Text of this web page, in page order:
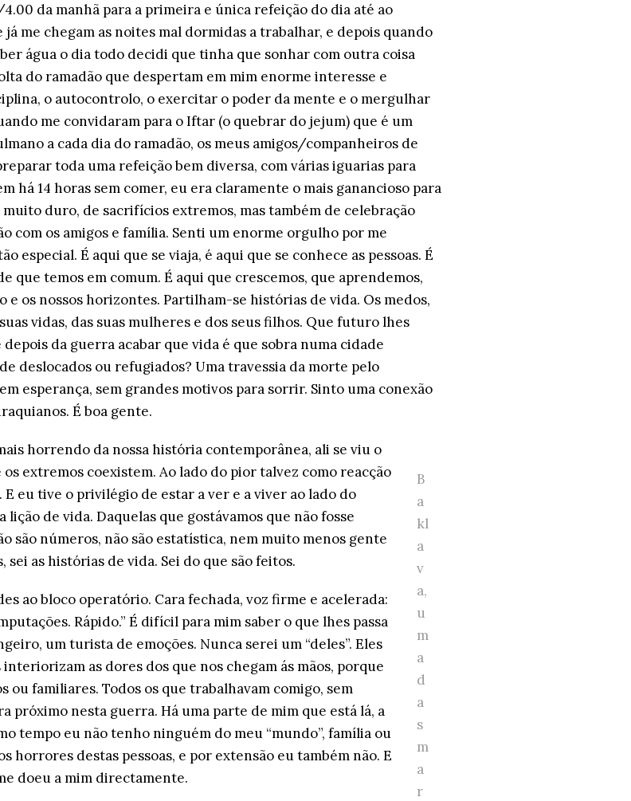
da manhã para a primeira e única refeição do dia até ao
me chegam as noites mal dormidas a trabalhar, e depois quando
água o dia todo decidi que tinha que sonhar com outra coisa
do ramadão que despertam em mim enorme interesse e
o autocontrolo, o exercitar o poder da mente e o mergulhar
me convidaram para o Iftar (o quebrar do jejum) que é um
a cada dia do ramadão, os meus amigos/companheiros de
toda uma refeição bem diversa, com várias iguarias para
há 14 horas sem comer, eu era claramente o mais ganancioso para
muito duro, de sacrifícios extremos, mas também de celebração
com os amigos e família. Senti um enorme orgulho por me
especial. É aqui que se viaja, é aqui que se conhece as pessoas. É
que temos em comum. É aqui que crescemos, que aprendemos,
e os nossos horizontes. Partilham-se histórias de vida. Os medos,
vidas, das suas mulheres e dos seus filhos. Que futuro lhes
da guerra acabar que vida é que sobra numa cidade
deslocados ou refugiados? Uma travessia da morte pelo
esperança, sem grandes motivos para sorrir. Sinto uma conexão
É boa gente.
B
a
kl
a
v
a,
u
m
a
d
a
s
m
a
r
horrendo da nossa história contemporânea, ali se viu o
extremos coexistem. Ao lado do pior talvez como reacção
eu tive o privilégio de estar a ver e a viver ao lado do
de vida. Daquelas que gostávamos que não fosse
são números, não são estatística, nem muito menos gente
sei as histórias de vida. Sei do que são feitos.
ao bloco operatório. Cara fechada, voz firme e acelerada:
Rápido.” É difícil para mim saber o que lhes passa
um turista de emoções. Nunca serei um “deles”. Eles
as dores dos que nos chegam ás mãos, porque
ou familiares. Todos os que trabalhavam comigo, sem
próximo nesta guerra. Há uma parte de mim que está lá, a
tempo eu não tenho ninguém do meu “mundo”, família ou
horrores destas pessoas, e por extensão eu também não. E
doeu a mim directamente.